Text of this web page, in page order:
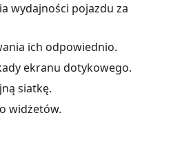
wydajności pojazdu za
ich odpowiednio.
ekranu dotykowego.
siatkę.
widżetów.